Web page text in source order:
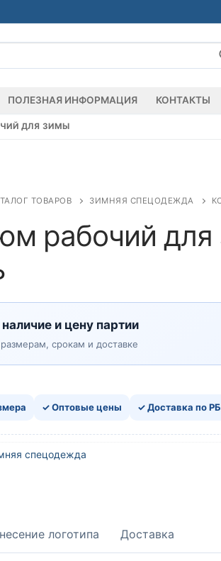
ПОЛЕЗНАЯ ИНФОРМАЦИЯ КОНТАКТЫ
ДЛЯ ЗИМЫ
ТОВАРОВ ЗИМНЯЯ СПЕЦОДЕЖДА
рабочий
и цену партии
срокам и доставке
✓ Оптовые цены ✓ Доставка по РБ
спецодежда
логотипа Доставка